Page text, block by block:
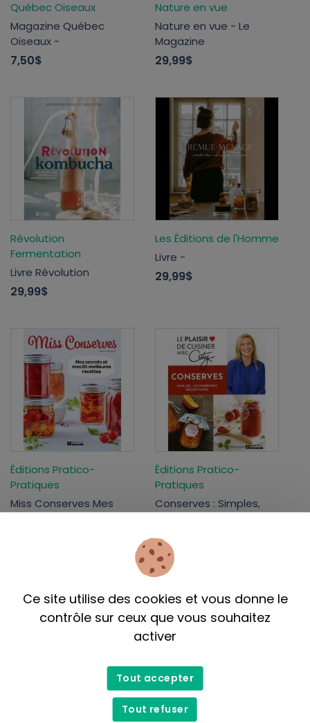
Québec Oiseaux
Magazine Québec
Oiseaux -
7,50$
Nature en vue
Nature en vue - Le
Magazine
29,99$
Révolution
Fermentation
Livre Révolution
29,99$
Les Éditions de l'Homme
Livre -
29,99$
Éditions Pratico-
Pratiques
Miss Conserves Mes
Éditions Pratico-
Pratiques
Conserves : Simples,
29,95$
Ce site utilise des cookies et vous donne le
contrôle sur ceux que vous souhaitez
activer
Tout accepter
Tout refuser